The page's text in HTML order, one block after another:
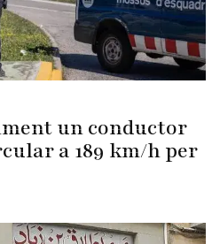
un conductor
a 189 km/h per